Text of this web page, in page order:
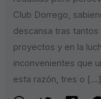
Club Dorrego,
descansa tras
proyectos y en la
inconvenientes que
esta razón, tres o […]